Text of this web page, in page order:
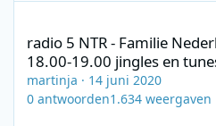
radio 5 NTR - Familie
18.00-19.00 jingles en
martinja · 14 juni 2020
0 antwoorden1.634 weergaven